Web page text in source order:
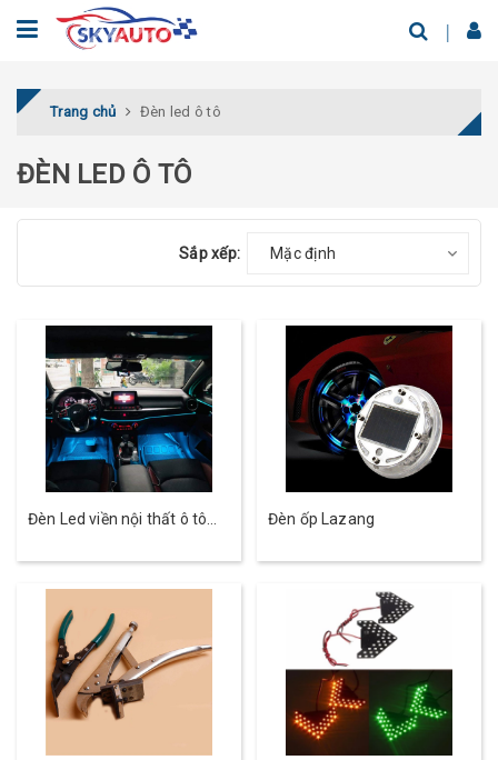
Trang chủ Đèn led ô tô
ĐÈN LED Ô TÔ
Sắp xếp: Mặc định
Đèn Led viền nội thất ô tô
thoại
Đèn ốp Lazang